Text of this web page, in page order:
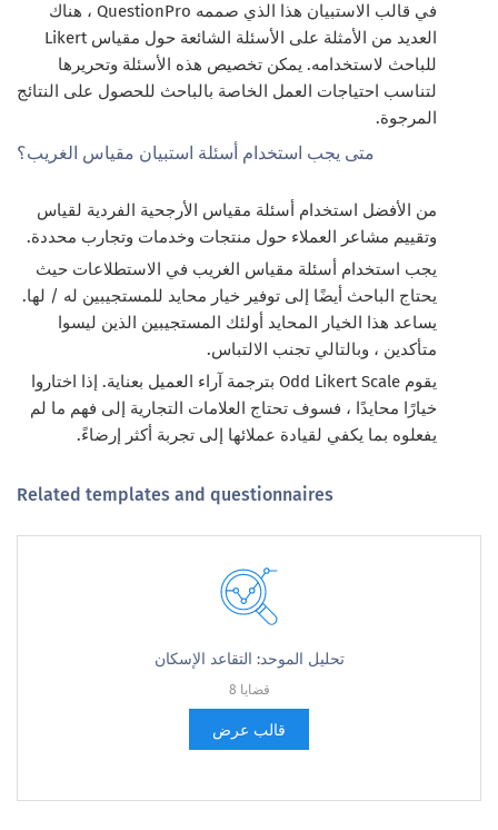
في قالب الاستبيان هذا الذي صممه QuestionPro ، هناك
العديد من الأمثلة على الأسئلة الشائعة حول مقياس Likert
للباحث لاستخدامه. يمكن تخصيص هذه الأسئلة وتحريرها
لتناسب احتياجات العمل الخاصة بالباحث للحصول على النتائج
المرجوة.
متى يجب استخدام أسئلة استبيان مقياس الغريب؟
من الأفضل استخدام أسئلة مقياس الأرجحية الفردية لقياس
وتقييم مشاعر العملاء حول منتجات وخدمات وتجارب محددة.
يجب استخدام أسئلة مقياس الغريب في الاستطلاعات حيث
يحتاج الباحث أيضًا إلى توفير خيار محايد للمستجيبين له / لها.
يساعد هذا الخيار المحايد أولئك المستجيبين الذين ليسوا
متأكدين ، وبالتالي تجنب الالتباس.
يقوم Odd Likert Scale بترجمة آراء العميل بعناية. إذا اختاروا
خيارًا محايدًا ، فسوف تحتاج العلامات التجارية إلى فهم ما لم
يفعلوه بما يكفي لقيادة عملائها إلى تجربة أكثر إرضاءً.
Related templates and questionnaires
تحليل الموحد: التقاعد الإسكان
8 قضايا
قالب عرض